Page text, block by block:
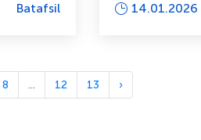
Batafsil
ETMOQDA
14.01.2026
8 ... 12 13 ›